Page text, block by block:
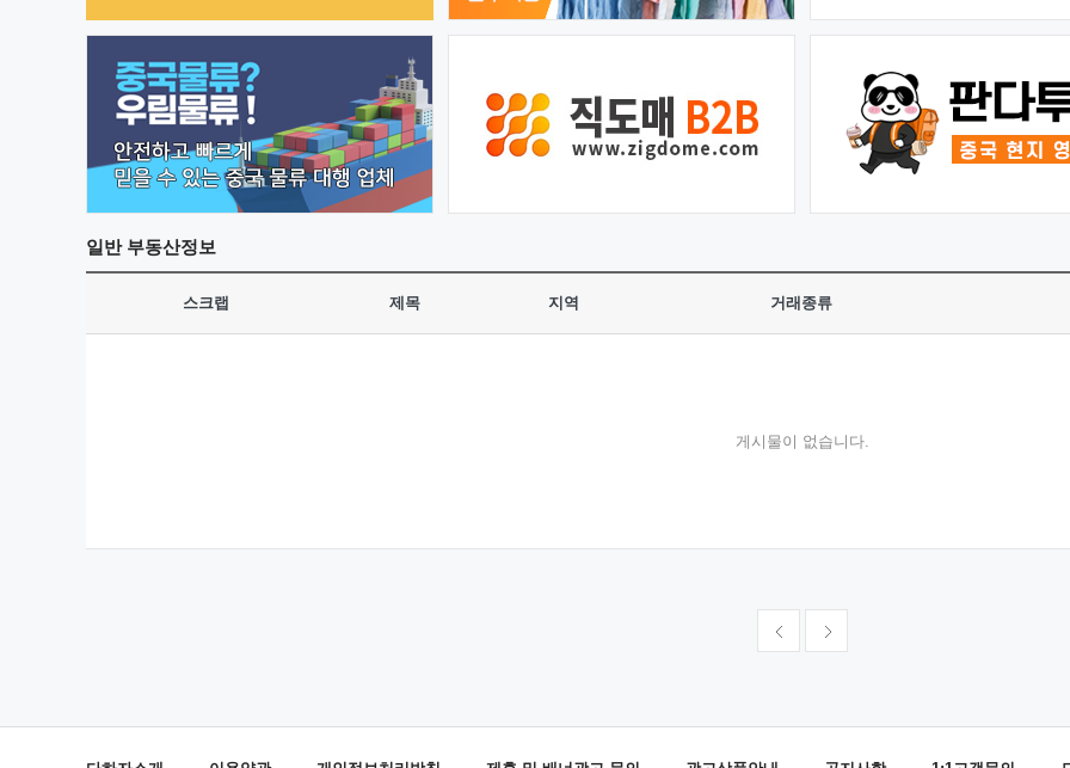
일반부동산정보
스크랩 제목 지역 거래종류
게시물이 없습니다.